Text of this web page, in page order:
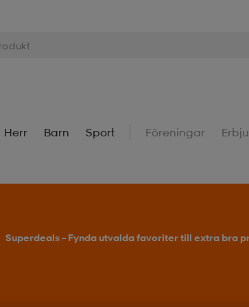
Herr Barn Sport Föreningar
Superdeals – Fynda utvalda favoriter till extra bra